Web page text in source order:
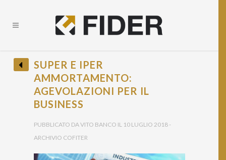
SUPER E IPER
AMMORTAMENTO:
AGEVOLAZIONI PER IL
BUSINESS
PUBBLICATO DA VITO BANCO IL 10 LUGLIO 2018 -
ARCHIVIO COFITER
BANDI E OPPORTUNITÀ FINANZIARIE?
• Ricevi tutti gli Aggiornamenti •